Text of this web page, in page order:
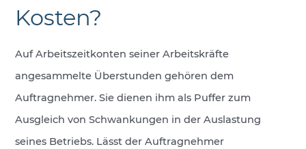
Kosten?
Auf Arbeitszeitkonten seiner Arbeitskräfte
angesammelte Überstunden gehören dem
Auftragnehmer. Sie dienen ihm als Puffer zum
Ausgleich von Schwankungen in der Auslastung
seines Betriebs. Lässt der Auftragnehmer